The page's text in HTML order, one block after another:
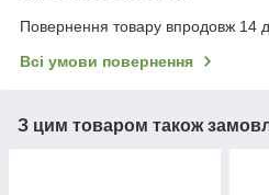
Повернення товару впродовж 14
Всі умови повернення
З цим товаром також